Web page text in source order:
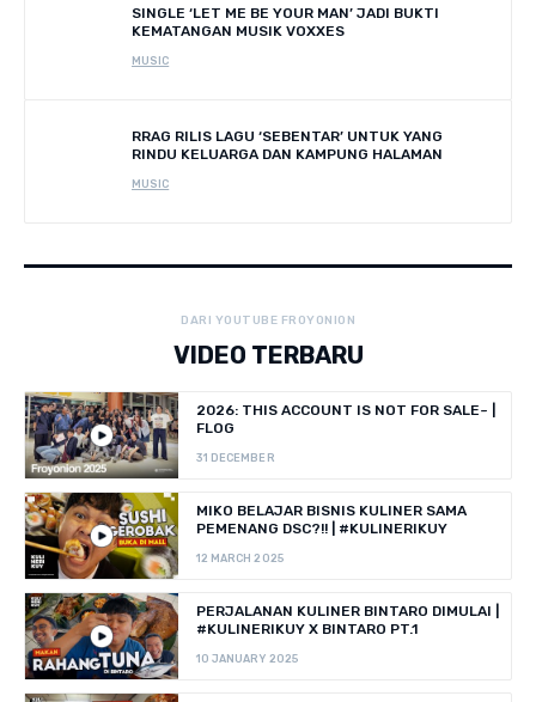
SINGLE ‘LET ME BE YOUR MAN’ JADI BUKTI
KEMATANGAN MUSIK VOXXES
MUSIC
RRAG RILIS LAGU ‘SEBENTAR’ UNTUK YANG
RINDU KELUARGA DAN KAMPUNG HALAMAN
MUSIC
DARI YOUTUBE FROYONION
VIDEO TERBARU
2026: THIS ACCOUNT IS NOT FOR SALE~ |
FLOG
31 DECEMBER
MIKO BELAJAR BISNIS KULINER SAMA
PEMENANG DSC?!! | #KULINERIKUY
12 MARCH 2025
PERJALANAN KULINER BINTARO DIMULAI |
#KULINERIKUY X BINTARO PT.1
10 JANUARY 2025